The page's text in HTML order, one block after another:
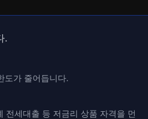
.
도가 줄어듭니다.
전세대출 등 저금리 상품 자격을 먼